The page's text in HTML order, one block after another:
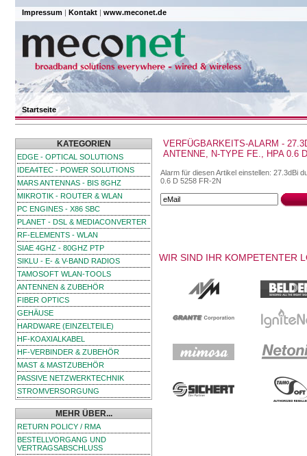
Impressum | Kontakt | www.meconet.de
Startseite
KATEGORIEN
EDGE - OPTICAL SOLUTIONS
IDEA4TEC - POWER SOLUTIONS
MARS ANTENNAS - BIS 8GHZ
MIKROTIK - ROUTER & WLAN
PC ENGINES - X86 SBC
PLANET - DSL & MEDIACONVERTER
RF-ELEMENTS - WLAN
SIAE 4GHZ - 80GHZ PTP
SIKLU - E- & V-BAND RADIOS
TAMOSOFT WLAN-TOOLS
ANTENNEN & ZUBEHÖR
FIBER OPTICS
GEHÄUSE
HARDWARE (EINZELTEILE)
HF-KOAXIALKABEL
HF-VERBINDER & ZUBEHÖR
MAST & MASTZUBEHÖR
PASSIVE NETZWERKTECHNIK
STROMVERSORGUNG
MEHR ÜBER...
RETURN POLICY / RMA
BESTELLVORGANG UND
VERTRAGSABSCHLUSS
VERFÜGBARKEITS-ALARM -
ANTENNE, N-TYPE FE., HPA 0.6
Alarm für diesen Artikel einstellen: 27.3dBi
0.6 D 5258 FR-2N
WIR SIND IHR KOMPETENTER